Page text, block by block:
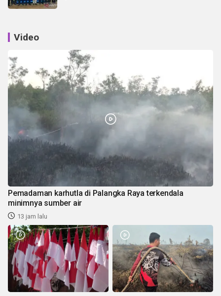
Video
Pemadaman karhutla di Palangka Raya terkendala
minimnya sumber air
13 jam lalu